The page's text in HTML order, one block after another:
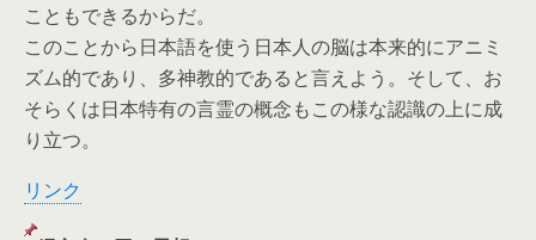
こともできるからだ。
このことから日本語を使う日本人の脳は本来的にアニミ
ズム的であり、多神教的であると言えよう。そして、お
そらくは日本特有の言霊の概念もこの様な認識の上に成
り立つ。
リンク